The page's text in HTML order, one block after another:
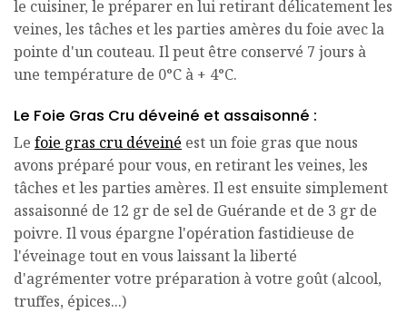
le cuisiner, le préparer en lui retirant délicatement les
veines, les tâches et les parties amères du foie avec la
pointe d'un couteau. Il peut être conservé 7 jours à
une température de 0°C à + 4°C.
Le Foie Gras Cru déveiné et assaisonné :
Le foie gras cru déveiné est un foie gras que nous
avons préparé pour vous, en retirant les veines, les
tâches et les parties amères. Il est ensuite simplement
assaisonné de 12 gr de sel de Guérande et de 3 gr de
poivre. Il vous épargne l'opération fastidieuse de
l'éveinage tout en vous laissant la liberté
d'agrémenter votre préparation à votre goût (alcool,
truffes, épices...)